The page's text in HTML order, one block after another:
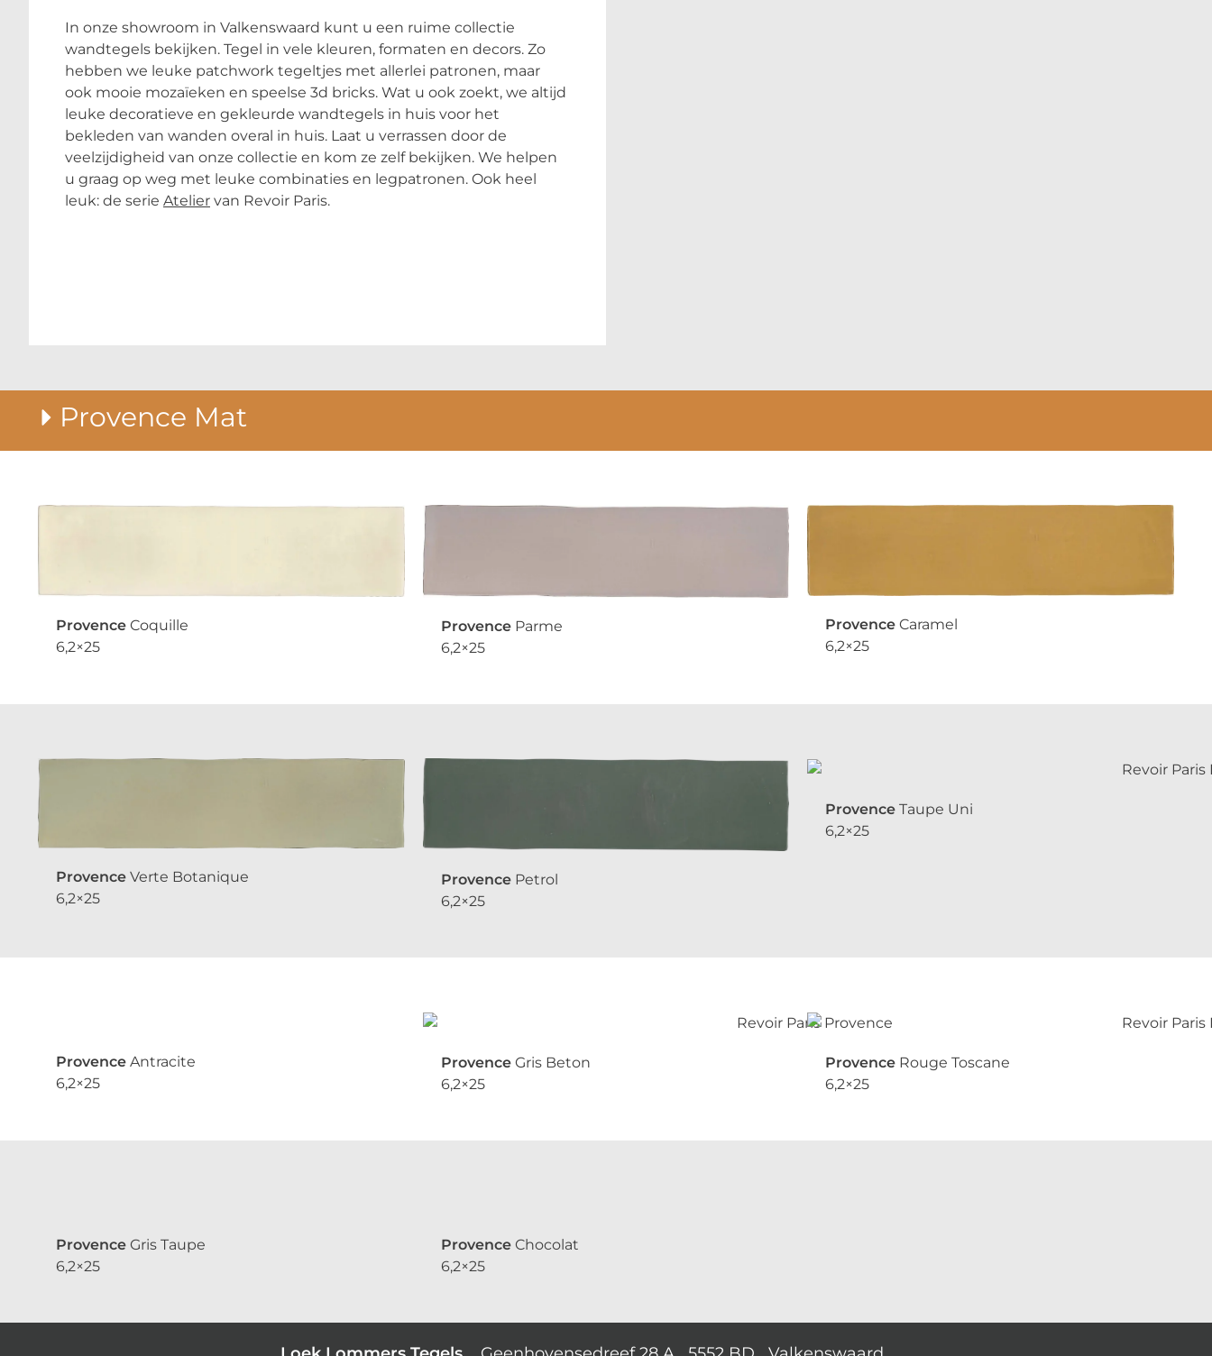
In onze showroom in Valkenswaard kunt u een ruime collectie
wandtegels bekijken. Tegel in vele kleuren, formaten en decors. Zo
hebben we leuke patchwork tegeltjes met allerlei patronen, maar
ook mooie mozaïeken en speelse 3d bricks. Wat u ook zoekt, we altijd
leuke decoratieve en gekleurde wandtegels in huis voor het
bekleden van wanden overal in huis. Laat u verrassen door de
veelzijdigheid van onze collectie en kom ze zelf bekijken. We helpen
u graag op weg met leuke combinaties en legpatronen. Ook heel
leuk: de serie Atelier van Revoir Paris.
Provence Mat
Provence Coquille
6,2×25
ProvenceParme
6,2×25
Provence Caramel
6,2×25
Provence Verte Botanique
6,2×25
ProvencePetrol
6,2×25
Provence Taupe Uni
6,2×25
Provence Antracite
6,2×25
ProvenceGris Beton
6,2×25
Provence Rouge Toscane
6,2×25
Provence Gris Taupe
6,2×25
Provence Chocolat
6,2×25